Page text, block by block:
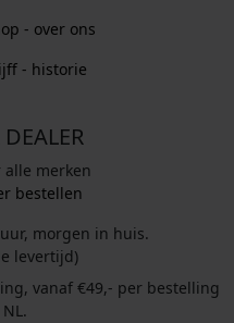
- over ons
- historie
alle merken
bestellen
morgen in huis.
levertijd)
vanaf €49,- per bestelling